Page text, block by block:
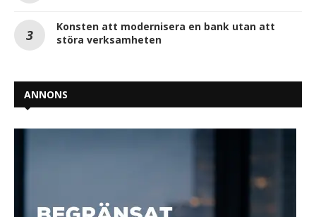
Konsten att modernisera en bank utan att
störa verksamheten
ANNONS